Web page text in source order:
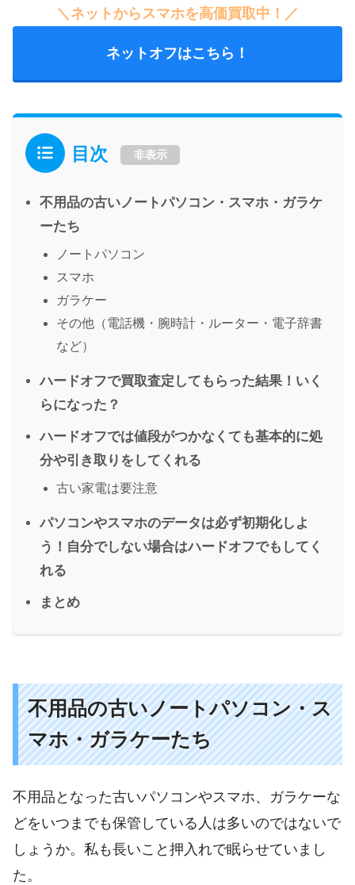
＼ネットからスマホを高価買取中！／
ネットオフはこちら！
目次 非表示
不用品の古いノートパソコン・スマホ・ガラケ
ーたち
ノートパソコン
スマホ
ガラケー
その他（電話機・腕時計・ルーター・電子辞書
など）
ハードオフで買取査定してもらった結果！いく
らになった？
ハードオフでは値段がつかなくても基本的に処
分や引き取りをしてくれる
古い家電は要注意
パソコンやスマホのデータは必ず初期化しよ
う！自分でしない場合はハードオフでもしてく
れる
まとめ
不用品の古いノートパソコン・ス
マホ・ガラケーたち
不用品となった古いパソコンやスマホ、ガラケーな
どをいつまでも保管している人は多いのではないで
しょうか。私も長いこと押入れで眠らせていまし
た。